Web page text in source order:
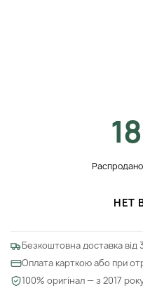
Распродано
НЕТ
Безкоштовна доставка від
Оплата карткою або при
100% оригінал — з 2017